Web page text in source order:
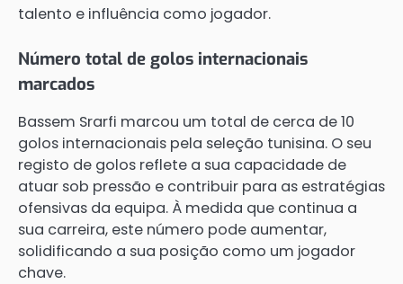
talento e influência como jogador.
Número total de golos internacionais
marcados
Bassem Srarfi marcou um total de cerca de 10
golos internacionais pela seleção tunisina. O seu
registo de golos reflete a sua capacidade de
atuar sob pressão e contribuir para as estratégias
ofensivas da equipa. À medida que continua a
sua carreira, este número pode aumentar,
solidificando a sua posição como um jogador
chave.